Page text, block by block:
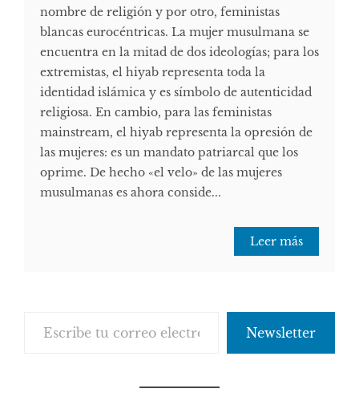
nombre de religión y por otro, feministas
blancas eurocéntricas. La mujer musulmana se
encuentra en la mitad de dos ideologías; para los
extremistas, el hiyab representa toda la
identidad islámica y es símbolo de autenticidad
religiosa. En cambio, para las feministas
mainstream, el hiyab representa la opresión de
las mujeres: es un mandato patriarcal que los
oprime. De hecho «el velo» de las mujeres
musulmanas es ahora conside...
Leer más
Newsletter